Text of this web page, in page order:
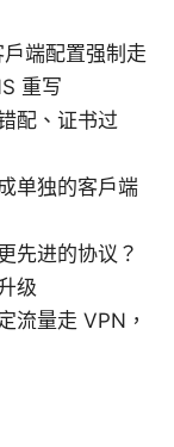
端配置强制走
重写
配、证书过
单独的客户端
先进的协议？
级
流量走 VPN，